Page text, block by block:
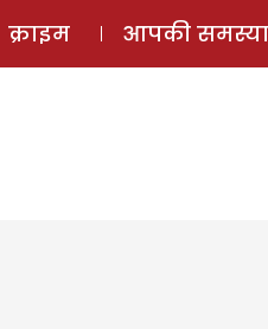
स्टोरी लॉग इन
क्राइम आपकी